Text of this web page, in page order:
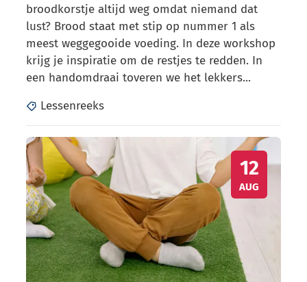
broodkorstje altijd weg omdat niemand dat
lust? Brood staat met stip op nummer 1 als
meest weggegooide voeding. In deze workshop
krijg je inspiratie om de restjes te redden. In
een handomdraai toveren we het lekkers...
Lessenreeks
WO
12
AUG
Rust in balans & Asem binnenkracht (�2019-